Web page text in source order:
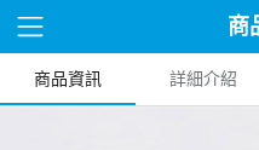
商
商品資訊 詳細介紹